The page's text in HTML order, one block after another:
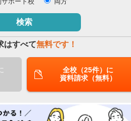
検索
はすべて無料です！
全校（25件）に
資料請求（無料）